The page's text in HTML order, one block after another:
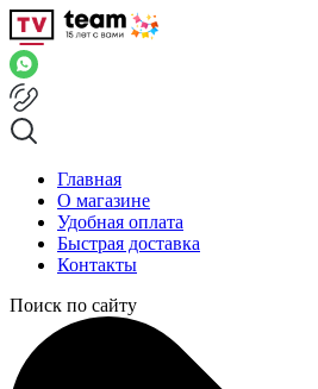
Главная
О магазине
Удобная оплата
Быстрая доставка
Контакты
Поиск по сайту